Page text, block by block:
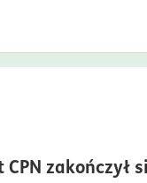
zakończył